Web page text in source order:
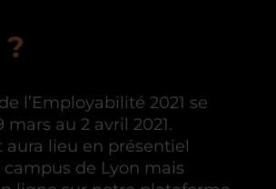
l’Employabilité 2021 se
au 2 avril 2021.
aura lieu en présentiel
de Lyon mais